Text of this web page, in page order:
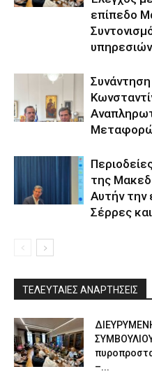
επίπεδο
υπηρεσιών
της
Αυτήν την
Σέρρες και
ΤΕΛΕΥΤΑΙΕΣ ΑΝΑΡΤΗΣΕΙΣ
–...